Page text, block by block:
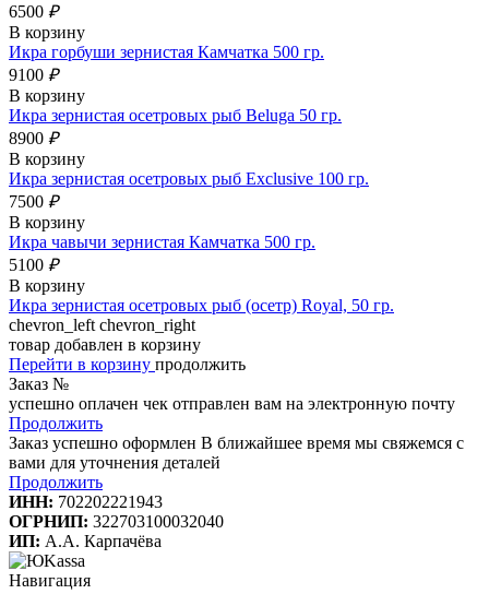
6500 ₽
В корзину
Икра горбуши зернистая Камчатка 500 гр.
9100 ₽
В корзину
Икра зернистая осетровых рыб Beluga 50 гр.
8900 ₽
В корзину
Икра зернистая осетровых рыб Exclusive 100 гр.
7500 ₽
В корзину
Икра чавычи зернистая Камчатка 500 гр.
5100 ₽
В корзину
Икра зернистая осетровых рыб (осетр) Royal, 50 гр.
chevron_left chevron_right
товар добавлен в корзину
Перейти в корзину продолжить
Заказ №
успешно оплачен чек отправлен вам на электронную почту
Продолжить
Заказ успешно оформлен В ближайшее время мы свяжемся с
вами для уточнения деталей
Продолжить
ИНН: 702202221943
ОГРНИП: 322703100032040
ИП: А.А. Карпачёва
Навигация